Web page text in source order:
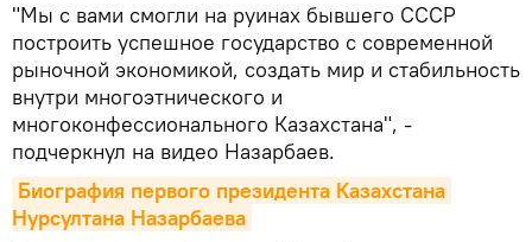
"Мы с вами смогли на руинах бывшего СССР
построить успешное государство с современной
рыночной экономикой, создать мир и стабильность
внутри многоэтнического и
многоконфессионального Казахстана", -
подчеркнул на видео Назарбаев.
Биография первого президента Казахстана
Нурсултана Назарбаева